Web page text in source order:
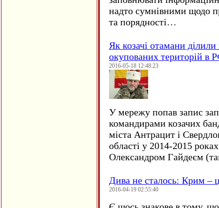
надто сумнівними щодо
та порядності…
Як козачі отамани
окупованих територій в
2016-05-18 12:48:23
У мережу попав запис
командирами козачих
міста Антрацит і
області у 2014-2015
Олександром Гайдеєм
Дива не сталось: Крим –
2016-04-19 02:55:40